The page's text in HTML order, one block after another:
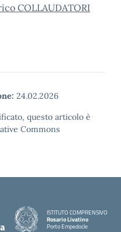
COLLAUDATORI
24.02.2026
questo articolo è
Commons
ISTITUTO COMPRENSIVO
Rosario Livatino
Porto Empedocle